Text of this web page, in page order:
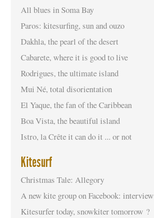
All blues in Soma Bay
Paros: kitesurfing, sun and ouzo
Dakhla, the pearl of the desert
Cabarete, where it is good to live
Rodrigues, the ultimate island
Mui Né, total disorientation
El Yaque, the fan of the Caribbean
Boa Vista, the beautiful island
Istro, la Crête it can do it ... or not
Kitesurf
Christmas Tale: Allegory
A new kite group on Facebook: interview
Kitesurfer today, snowkiter tomorrow ?